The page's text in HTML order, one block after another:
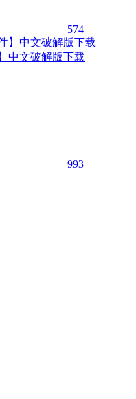
574
中文破解版下载
993